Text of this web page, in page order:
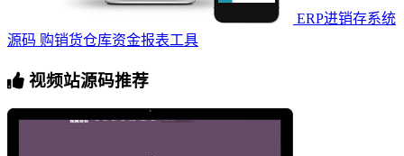
ERP进销存系统
源码 购销货仓库资金报表工具
视频站源码推荐